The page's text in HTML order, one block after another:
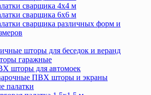
сварщика 4х4 м
сварщика 6х6 м
сварщика различных форм и
шторы для беседок и веранд
гаражные
шторы для автомоек
ПВХ шторы и экраны
палатки